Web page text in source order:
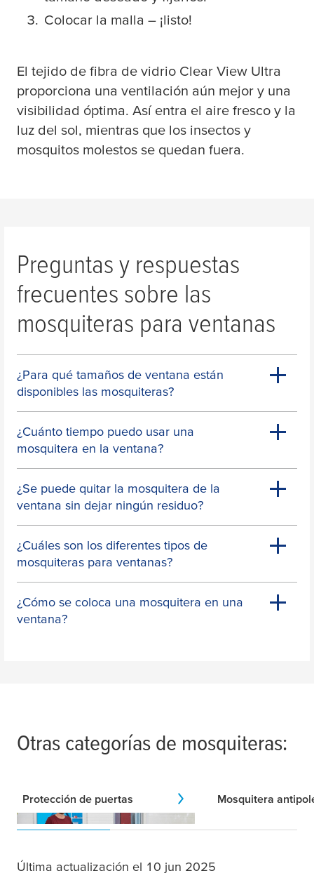
Colocar la malla – ¡listo!
El tejido de fibra de vidrio Clear View Ultra
proporciona una ventilación aún mejor y una
visibilidad óptima. Así entra el aire fresco y la
luz del sol, mientras que los insectos y
mosquitos molestos se quedan fuera.
Preguntas y respuestas
frecuentes sobre las
mosquiteras para ventanas
¿Para qué tamaños de ventana están
disponibles las mosquiteras?
¿Cuánto tiempo puedo usar una
mosquitera en la ventana?
¿Se puede quitar la mosquitera de la
ventana sin dejar ningún residuo?
¿Cuáles son los diferentes tipos de
mosquiteras para ventanas?
¿Cómo se coloca una mosquitera en una
ventana?
Otras categorías de mosquiteras:
Protección de puertas Mosquitera
Última actualización el 10 jun 2025